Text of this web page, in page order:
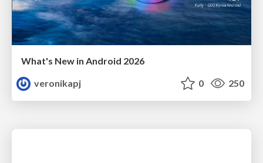
What's New in Android 2026
veronikapj
0 250